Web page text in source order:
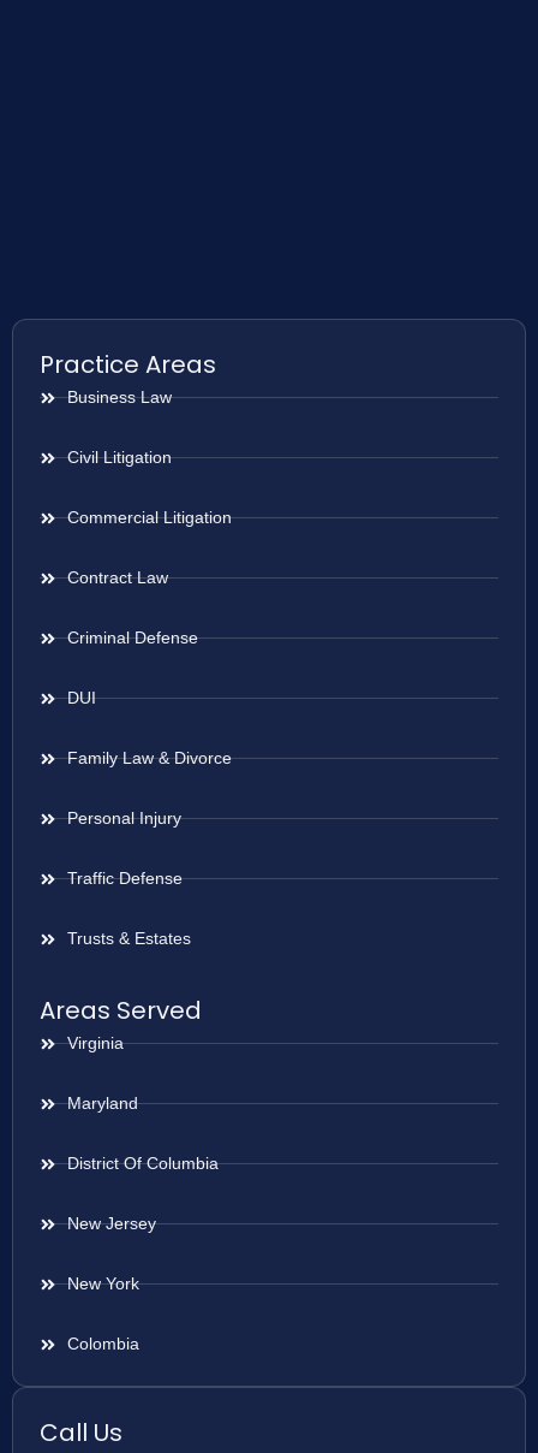
Practice Areas
Business Law
Civil Litigation
Commercial Litigation
Contract Law
Criminal Defense
DUI
Family Law & Divorce
Personal Injury
Traffic Defense
Trusts & Estates
Areas Served
Virginia
Maryland
District Of Columbia
New Jersey
New York
Colombia
Call Us